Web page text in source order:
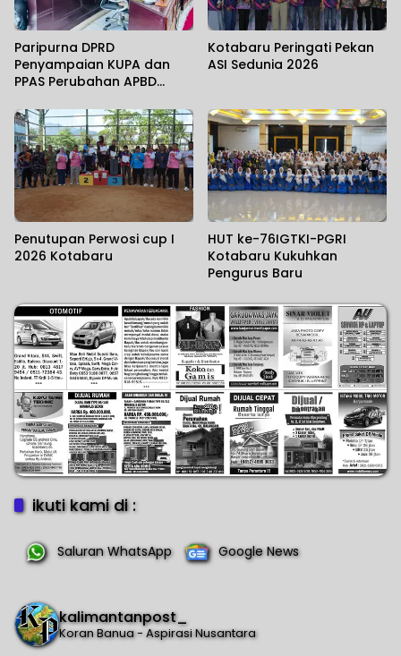
Paripurna DPRD
Penyampaian KUPA dan
PPAS Perubahan APBD
Kotabaru Peringati Pekan
ASI Sedunia 2026
Penutupan Perwosi cup I
2026 Kotabaru
HUT ke-76IGTKI-PGRI
Kotabaru Kukuhkan
Pengurus Baru
ikuti kami di :
Saluran WhatsApp Google News
kalimantanpost_
Koran Banua - Aspirasi Nusantara